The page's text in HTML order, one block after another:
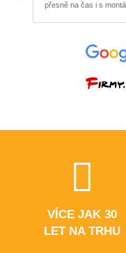
přesně na čas i s
VÍCE JAK 30
LET NA TRHU